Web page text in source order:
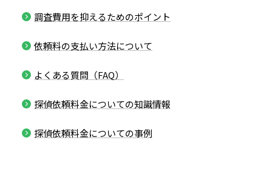
調査費用を抑えるためのポイント
依頼料の支払い方法について
よくある質問（FAQ）
探偵依頼料金についての知識情報
探偵依頼料金についての事例